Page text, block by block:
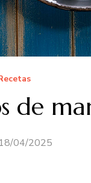
de
18/04/2025